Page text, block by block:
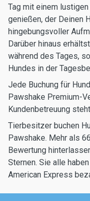
Tag mit einem
genießen, der Deinen
hingebungsvoller
Darüber hinaus
während des Tages,
Hundes in der
Jede Buchung für
Pawshake Premium-
Kundenbetreuung
Tierbesitzer buchen
Pawshake. Mehr als
Bewertung
Sternen. Sie alle
American Express